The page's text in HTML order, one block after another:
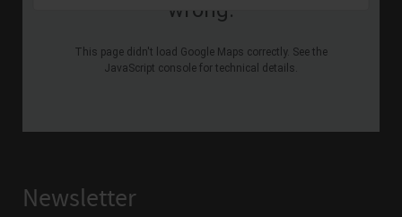
wrong.
This page didn't load Google Maps correctly. See the
JavaScript console for technical details.
Newsletter